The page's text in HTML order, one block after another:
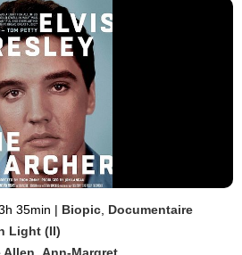
35min | Biopic Documentaire
Light (II)